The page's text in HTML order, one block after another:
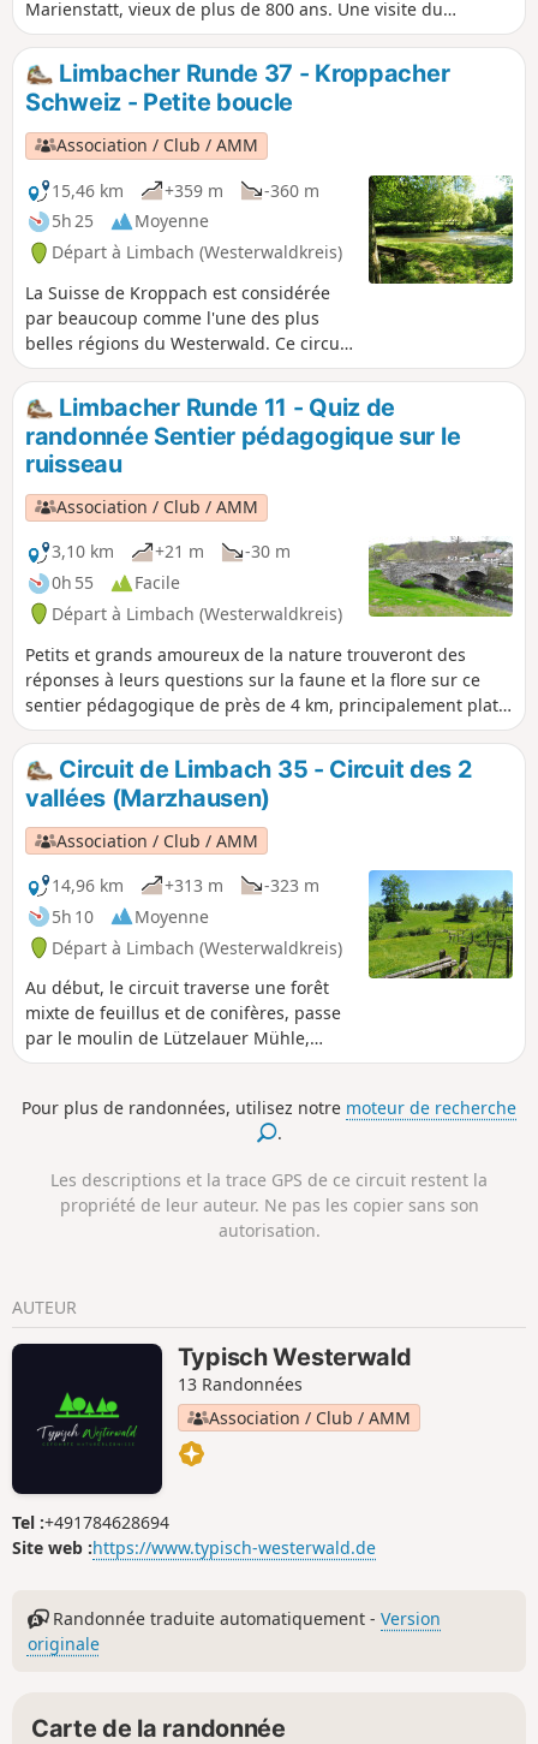
Marienstatt, vieux de plus de 800 ans. Une visite du
monastère est vivement recommandée.
Limbacher Runde 37 - Kroppacher
Schweiz - Petite boucle
Association / Club / AMM
15,46 km
+359 m
-360 m
5h 25
Moyenne
Départ à Limbach (Westerwaldkreis)
La Suisse de Kroppach est considérée
par beaucoup comme l'une des plus
belles régions du Westerwald. Ce circuit
LIMBACHER RUNDE traverse la partie
avant de la zone protégée, avec le «
Deutsches Eck » comme point fort de la
visite. Il traverse la romantique vallée
de Lauterbach, passe par les hauteurs
au-dessus de Heimborn jusqu'au
Deutsches Eck du Westerwald, où se
rejoignent la Grande et la Petite Nister.
Limbacher Runde 11 - Quiz de
randonnée Sentier pédagogique sur le
ruisseau
Association / Club / AMM
3,10 km
+21 m
-30 m
0h 55
Facile
Départ à Limbach (Westerwaldkreis)
Petits et grands amoureux de la nature trouveront des
réponses à leurs questions sur la faune et la flore sur ce
sentier pédagogique de près de 4 km, principalement plat.
En plus des panneaux illustrés, il y a plein de trucs
passionnants et intéressants à découvrir dans la partie
naturaliste du musée du village de Limbach, comme la plus
grosse truite jamais pêchée dans le ruisseau. Avec son
sentier sauvage et romantique qui passe par des grottes de
foin, ce circuit est aussi un vrai régal pour les randonneurs,
juste au bord de la Kleine Nister.
Circuit de Limbach 35 - Circuit des 2
vallées (Marzhausen)
Association / Club / AMM
14,96 km
+313 m
-323 m
5h 10
Moyenne
Départ à Limbach (Westerwaldkreis)
Au début, le circuit traverse une forêt
mixte de feuillus et de conifères, passe
par le moulin de Lützelauer Mühle,
monte au Hartenberg, puis descend
Nister. Il longe ensuite un ruisseau qui
coule joyeusement jusqu'à Marzhausen.
de Kroppach, il se dirige vers
Müschenbach, mais avant d'arriver au
village, il bifurque vers la vallée de la
avant de revenir à Limbach.
Pour plus de randonnées, utilisez notre moteur de recherche
.
Les descriptions et la trace GPS de ce circuit restent la
propriété de leur auteur. Ne pas les copier sans son
autorisation.
AUTEUR
Typisch Westerwald
13 Randonnées
Association / Club / AMM
Tel :+491784628694
Site web :https://www.typisch-westerwald.de
Randonnée traduite automatiquement -Version
originale
Carte de la randonnée